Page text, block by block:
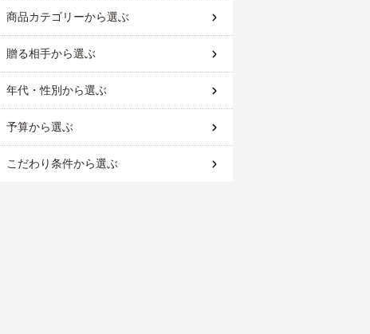
商品カテゴリーから選ぶ
贈る相手から選ぶ
年代・性別から選ぶ
予算から選ぶ
こだわり条件から選ぶ